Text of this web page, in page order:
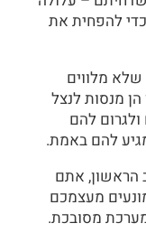
להפחית את
מלווים
הן מנסות לנצל
להם
להם באמת.
הראשון, אתם
מעצמכם
מסובכת.